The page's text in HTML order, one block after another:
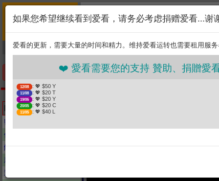
新闻
综艺 剧集
捐贈幫助
❤️ 愛看需要您的支持
: 💖 $50 Y
11/08
19/06 : 💖 $20 Y
2. 点击捐赠
Latest updates
密室大逃脱
你好, 星期六
解码陈文茜
08-08
新聞大白話
週末大爆卦
如果您希望继续看到爱看，请务必考虑捐赠爱看...谢
爱看的更新，需要大量的时间和精力。维持爱看运转也需要租用服
❤️ 愛看需要您的支持 贊助、捐贈愛看
12/08 : 💖 $50 Y
11/08 : 💖 $20 T
19/06 : 💖 $20 Y
20/05 : 💖 $20 C
11/05 : 💖 $40 L